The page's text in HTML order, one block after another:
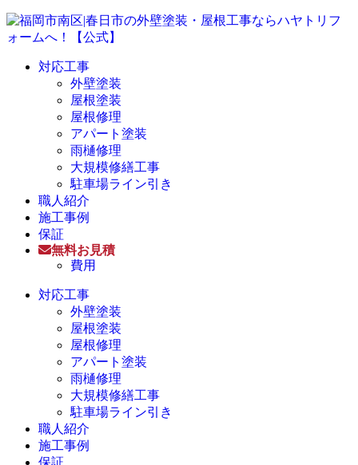
対応工事
外壁塗装
屋根塗装
屋根修理
アパート塗装
雨樋修理
大規模修繕工事
駐車場ライン引き
職人紹介
施工事例
保証
無料お見積
費用
対応工事
外壁塗装
屋根塗装
屋根修理
アパート塗装
雨樋修理
大規模修繕工事
駐車場ライン引き
職人紹介
施工事例
保証